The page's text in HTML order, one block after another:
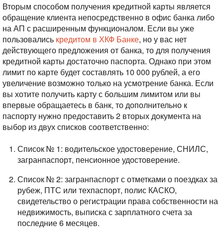
Вторым способом получения кредитной карты является
обращение клиента непосредственно в офис банка либо
на АП с расширенным функционалом. Если вы уже
пользовались кредитом в ХКФ Банке, но у вас нет
действующего предложения от банка, то для получения
кредитной карты достаточно паспорта. Однако при этом
лимит по карте будет составлять 10 000 рублей, а его
увеличение возможно только на усмотрение банка. Если
вы хотите получить карту с большим лимитом или вы
впервые обращаетесь в банк, то дополнительно к
паспорту нужно предоставить 2 вторых документа на
выбор из двух списков соответственно:
Список № 1: водительское удостоверение, СНИЛС,
загранпаспорт, пенсионное удостоверение.
Список № 2: загранпаспорт с отметками о поездках за
рубеж, ПТС или техпаспорт, полис КАСКО,
свидетельство о регистрации права собственности на
недвижимость, выписка с зарплатного счета за
последние 6 месяцев.